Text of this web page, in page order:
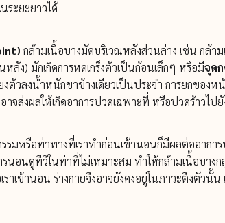
นระยะยาวได้
กล้ามเนื้อบางมัดบริเวณหลังส่วนล่าง เช่น กล้า
ง) มักเกิดการหดเกร็งตัวเป็นก้อนเล็กๆ หรือมีจุด
ตัวลงน้ำหนักขาข้างเดียวเป็นประจำ การยกขอ
จส่งผลให้เกิดอาการปวดเฉพาะที่ หรือปวดร้าวไ
รรมหรือท่าทางที่เราทำก่อนเข้านอนก็มีผลต่ออาการ
อนดูทีวีในท่าที่ไม่เหมาะสม ทำให้กล้ามเนื้อบาง
ราเข้านอน ร่างกายจึงอาจยังคงอยู่ในภาวะตึงตั